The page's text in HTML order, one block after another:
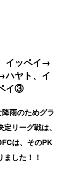
ッペイ→
ヤト、イ
イ③
雨のためグラ
リーグ戦は、
は、そのPK
りました！！